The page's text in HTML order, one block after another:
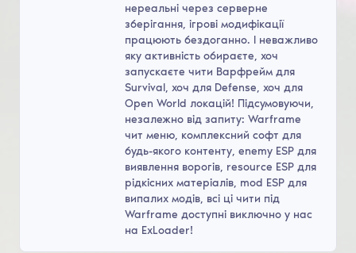
нереальні через серверне
зберігання, ігрові модифікації
працюють бездоганно. І неважливо
яку активність обираєте, хоч
запускаєте чити Варфрейм для
Survival, хоч для Defense, хоч для
Open World локацій! Підсумовуючи,
незалежно від запиту: Warframe
чит меню, комплексний софт для
будь-якого контенту, enemy ESP для
виявлення ворогів, resource ESP для
рідкісних матеріалів, mod ESP для
випалих модів, всі ці чити під
Warframe доступні виключно у нас
на ExLoader!